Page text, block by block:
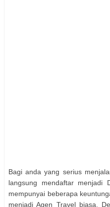
Bagi anda yang serius
langsung mendaftar menjadi
mempunyai beberapa
menjadi Agen Travel biasa.